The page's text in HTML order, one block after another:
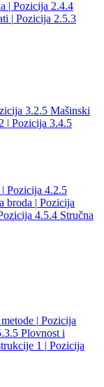
| Pozicija 2.4.4
| Pozicija 2.5.3
3.2.5 Mašinski
| Pozicija 3.4.5
| Pozicija 4.2.5
broda | Pozicija
4.5.4 Stručna
| Pozicija
Plovnost i
1 | Pozicija